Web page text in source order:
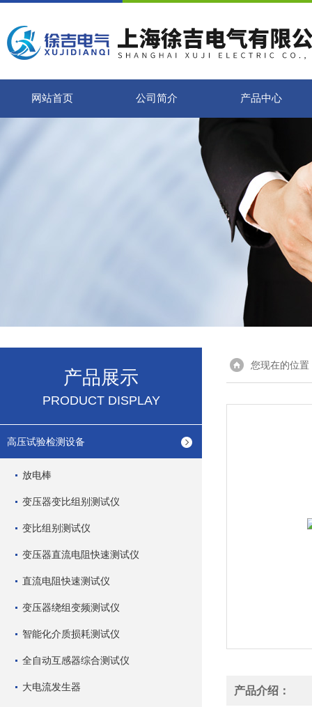
网站首页 公司简介 产品中心
产品展示
PRODUCT DISPLAY
高压试验检测设备
放电棒
变压器变比组别测试仪
变比组别测试仪
变压器直流电阻快速测试仪
直流电阻快速测试仪
变压器绕组变频测试仪
智能化介质损耗测试仪
全自动互感器综合测试仪
大电流发生器
您现在的位置
产品介绍：